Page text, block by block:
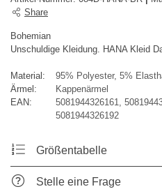
Share
Bohemian
Unschuldige Kleidung. HANA Kleid
Material:
95% Polyester, 5%
Ärmel:
Kappenärmel
EAN:
5081944326161,
5081944326192
Größentabelle
Stelle eine Frage